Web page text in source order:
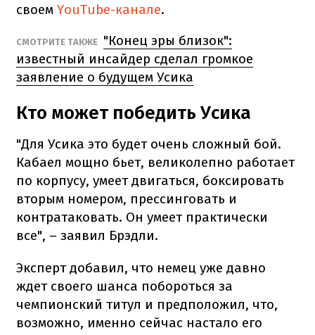
своем YouTube-канале.
СМОТРИТЕ ТАКЖЕ "Конец эры близок":
известный инсайдер сделал громкое
заявление о будущем Усика
Кто может победить Усика
"Для Усика это будет очень сложный бой.
Кабаел мощно бьет, великолепно работает
по корпусу, умеет двигаться, боксировать
вторым номером, прессинговать и
контратаковать. Он умеет практически
все", – заявил Брэдли.
Эксперт добавил, что немец уже давно
ждет своего шанса побороться за
чемпионский титул и предположил, что,
возможно, именно сейчас настало его